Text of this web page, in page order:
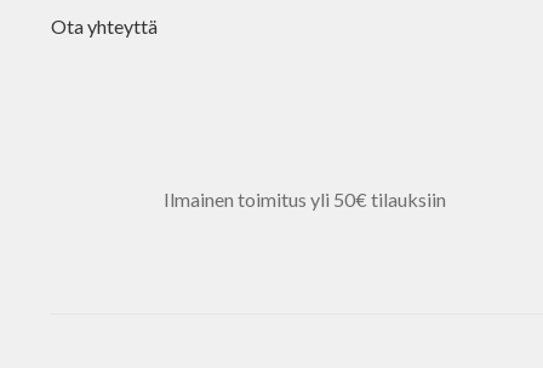
Ota yhteyttä
Ilmainen toimitus yli 50€ tilauksiin